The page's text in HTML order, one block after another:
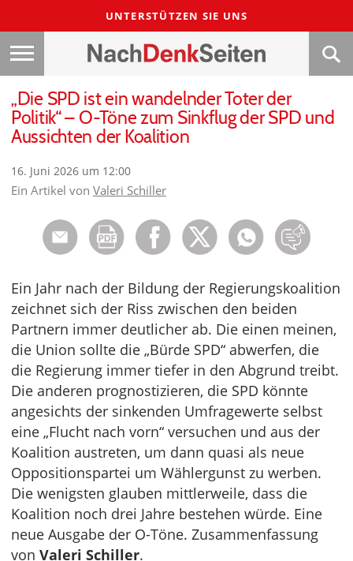
UNTERSTÜTZEN SIE UNS
„Die SPD ist ein wandelnder Toter der
Politik“ – O-Töne zum Sinkflug der SPD und
Aussichten der Koalition
16. Juni 2026 um 12:00
Ein Artikel von Valeri Schiller
Ein Jahr nach der Bildung der Regierungskoalition
zeichnet sich der Riss zwischen den beiden
Partnern immer deutlicher ab. Die einen meinen,
die Union sollte die „Bürde SPD“ abwerfen, die
die Regierung immer tiefer in den Abgrund treibt.
Die anderen prognostizieren, die SPD könnte
angesichts der sinkenden Umfragewerte selbst
eine „Flucht nach vorn“ versuchen und aus der
Koalition austreten, um dann quasi als neue
Oppositionspartei um Wählergunst zu werben.
Die wenigsten glauben mittlerweile, dass die
Koalition noch drei Jahre bestehen würde. Eine
neue Ausgabe der O-Töne. Zusammenfassung
von Valeri Schiller.